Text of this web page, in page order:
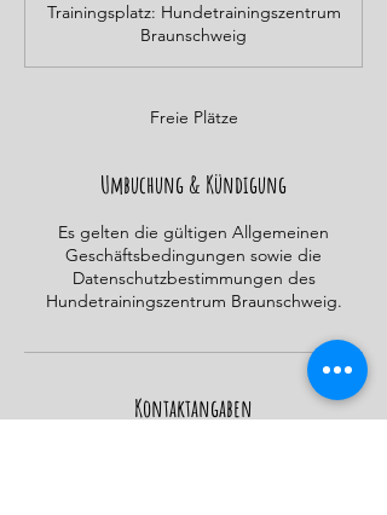
n
d
e
Trainingsplatz: Hundetrainingszentrum
Braunschweig
Freie Plätze
Umbuchung & Kündigung
Es gelten die gültigen Allgemeinen
Geschäftsbedingungen sowie die
Datenschutzbestimmungen des
Hundetrainingszentrum Braunschweig.
Kontaktangaben